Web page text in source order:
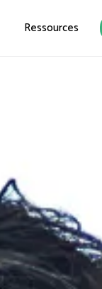
Ressources